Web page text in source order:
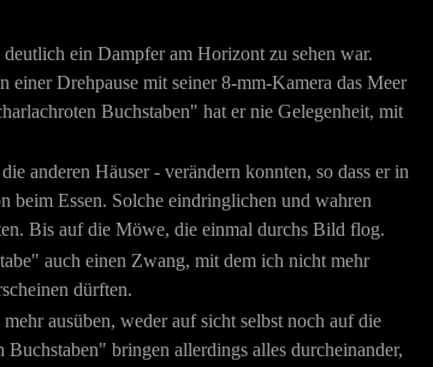
ein Dampfer am Horizont zu sehen war.
Drehpause mit seiner 8-mm-Kamera das Meer
Buchstaben" hat er nie Gelegenheit, mit
anderen Häuser - verändern konnten, so dass er in
beim Essen. Solche eindringlichen und wahren
Bis auf die Möwe, die einmal durchs Bild flog.
auch einen Zwang, mit dem ich nicht mehr
dürften.
ausüben, weder auf sicht selbst noch auf die
bringen allerdings alles durcheinander,